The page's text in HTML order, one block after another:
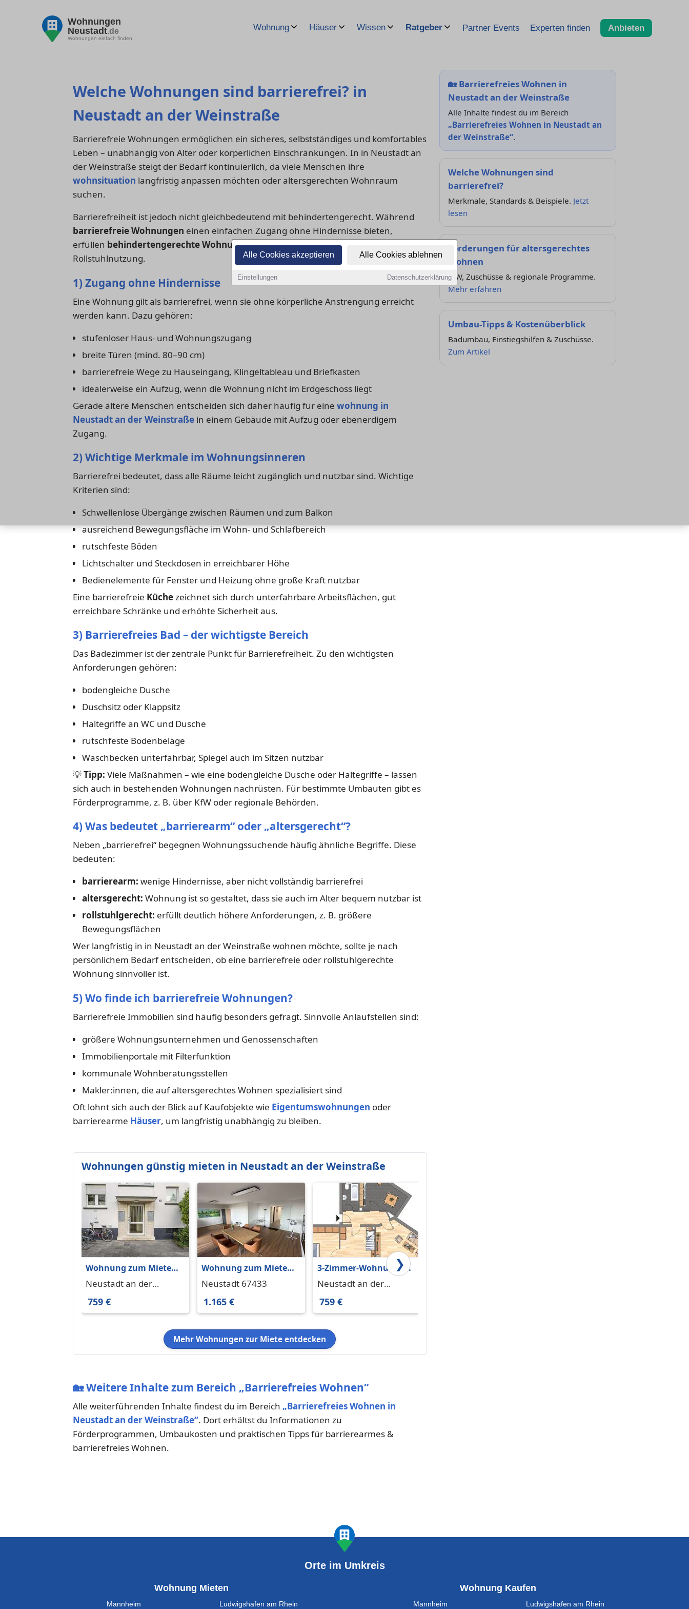
Alle Cookies akzeptieren Alle Cookies ablehnen
Einstellungen Datenschutzerklärung
Wohnungen
Neustadt.de
Wohnungen einfach finden
Wohnung Häuser Wissen Ratgeber Partner Events Experten finden Anbieten
Welche Wohnungen sind barrierefrei? in
Neustadt an der Weinstraße
Barrierefreie Wohnungen ermöglichen ein sicheres, selbstständiges und komfortables
Leben – unabhängig von Alter oder körperlichen Einschränkungen. In in Neustadt an
der Weinstraße steigt der Bedarf kontinuierlich, da viele Menschen ihre
wohnsituation langfristig anpassen möchten oder altersgerechten Wohnraum
suchen.
Barrierefreiheit ist jedoch nicht gleichbedeutend mit behindertengerecht. Während
barrierefreie Wohnungen einen einfachen Zugang ohne Hindernisse bieten,
erfüllen behindertengerechte Wohnungenzusätzliche Anforderungen – etwa für
Rollstuhlnutzung.
1) Zugang ohne Hindernisse
Eine Wohnung gilt als barrierefrei, wenn sie ohne körperliche Anstrengung erreicht
werden kann. Dazu gehören:
stufenloser Haus- und Wohnungszugang
breite Türen (mind. 80–90 cm)
barrierefreie Wege zu Hauseingang, Klingeltableau und Briefkasten
idealerweise ein Aufzug, wenn die Wohnung nicht im Erdgeschoss liegt
Gerade ältere Menschen entscheiden sich daher häufig für eine wohnung in
Neustadt an der Weinstraße in einem Gebäude mit Aufzug oder ebenerdigem
Zugang.
2) Wichtige Merkmale im Wohnungsinneren
Barrierefrei bedeutet, dass alle Räume leicht zugänglich und nutzbar sind. Wichtige
Kriterien sind:
Schwellenlose Übergänge zwischen Räumen und zum Balkon
ausreichend Bewegungsfläche im Wohn- und Schlafbereich
rutschfeste Böden
Lichtschalter und Steckdosen in erreichbarer Höhe
Bedienelemente für Fenster und Heizung ohne große Kraft nutzbar
Eine barrierefreie Küchezeichnet sich durch unterfahrbare Arbeitsflächen, gut
erreichbare Schränke und erhöhte Sicherheit aus.
3) Barrierefreies Bad – der wichtigste Bereich
Das Badezimmer ist der zentrale Punkt für Barrierefreiheit. Zu den wichtigsten
Anforderungen gehören:
bodengleiche Dusche
Duschsitz oder Klappsitz
Haltegriffe an WC und Dusche
rutschfeste Bodenbeläge
Waschbecken unterfahrbar, Spiegel auch im Sitzen nutzbar
💡Tipp: Viele Maßnahmen – wie eine bodengleiche Dusche oder Haltegriffe – lassen
sich auch in bestehenden Wohnungen nachrüsten. Für bestimmte Umbauten gibt es
Förderprogramme, z. B. über KfW oder regionale Behörden.
4) Was bedeutet „barrierearm“ oder „altersgerecht“?
Neben „barrierefrei“ begegnen Wohnungssuchende häufig ähnliche Begriffe. Diese
bedeuten:
barrierearm: wenige Hindernisse, aber nicht vollständig barrierefrei
altersgerecht: Wohnung ist so gestaltet, dass sie auch im Alter bequem nutzbar ist
rollstuhlgerecht: erfüllt deutlich höhere Anforderungen, z. B. größere
Bewegungsflächen
Wer langfristig in in Neustadt an der Weinstraße wohnen möchte, sollte je nach
persönlichem Bedarf entscheiden, ob eine barrierefreie oder rollstuhlgerechte
Wohnung sinnvoller ist.
5) Wo finde ich barrierefreie Wohnungen?
Barrierefreie Immobilien sind häufig besonders gefragt. Sinnvolle Anlaufstellen sind:
größere Wohnungsunternehmen und Genossenschaften
Immobilienportale mit Filterfunktion
kommunale Wohnberatungsstellen
Makler:innen, die auf altersgerechtes Wohnen spezialisiert sind
Oft lohnt sich auch der Blick auf Kaufobjekte wie Eigentumswohnungen oder
barrierearme Häuser, um langfristig unabhängig zu bleiben.
Wohnungen günstig mieten in Neustadt an der Weinstraße
Wohnung zum Mieten
in Neustadt an der
m²
Neustadt an der
Weinstraße 67433
759 €
Wohnung zum Mieten
in Neustadt 1.165 € 98
Neustadt 67433
1.165 €
3-Zimmer-Wohnung in
Neustadt an der
Neustadt an der
Weinstraße 67433
759 €
❯
Mehr Wohnungen zur Miete entdecken
🏡Weitere Inhalte zum Bereich „Barrierefreies Wohnen“
Alle weiterführenden Inhalte findest du im Bereich „Barrierefreies Wohnen in
Neustadt an der Weinstraße“. Dort erhältst du Informationen zu
Förderprogrammen, Umbaukosten und praktischen Tipps für barrierearmes &
barrierefreies Wohnen.
🏡Barrierefreies Wohnen in
Neustadt an der Weinstraße
Alle Inhalte findest du im Bereich
„Barrierefreies Wohnen in Neustadt an
der Weinstraße“.
Welche Wohnungen sind
barrierefrei?
Merkmale, Standards & Beispiele. Jetzt
lesen
Förderungen für altersgerechtes
Wohnen
KfW, Zuschüsse & regionale Programme.
Mehr erfahren
Umbau-Tipps & Kostenüberblick
Badumbau, Einstiegshilfen & Zuschüsse.
Zum Artikel
Orte im Umkreis
Wohnung Mieten
Mannheim Ludwigshafen am Rhein
Wohnung Kaufen
Mannheim Ludwigshafen am Rhein